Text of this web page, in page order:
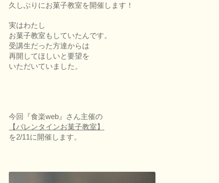
久しぶりにお菓子教室を開催します！
実はわたし
お菓子教室もしていたんです。
受講生だった方達からは
再開してほしいと要望を
いただいていました。
今回『食楽web』さん主催の
【バレンタインお菓子教室】
を2/11に開催します。